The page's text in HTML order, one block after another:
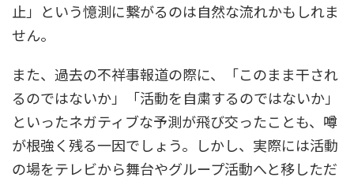
止」という憶測に繋がるのは自然な流れかもしれま
せん。
また、過去の不祥事報道の際に、「このまま干され
るのではないか」「活動を自粛するのではないか」
といったネガティブな予測が飛び交ったことも、噂
が根強く残る一因でしょう。しかし、実際には活動
の場をテレビから舞台やグループ活動へと移しただ